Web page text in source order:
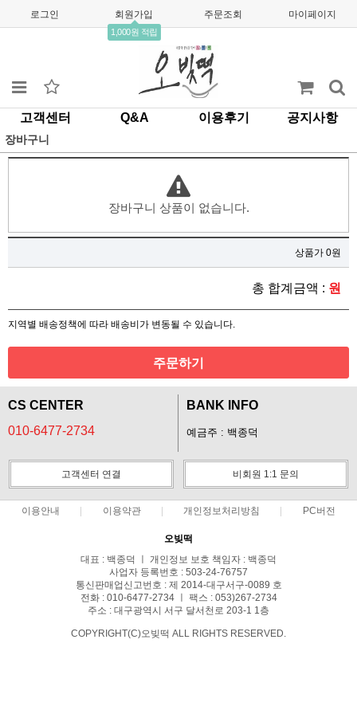
로그인 회원가입
1,000원 적립
주문조회 마이페이지
고객센터 Q&A 이용후기 공지사항
장바구니
장바구니 상품이 없습니다.
상품가 0원
총 합계금액 : 원
지역별 배송정책에 따라 배송비가 변동될 수 있습니다.
주문하기
CS CENTER
010-6477-2734
BANK INFO
예금주 : 백종덕
고객센터 연결 비회원 1:1 문의
이용안내 이용약관 개인정보처리방침 PC버전
오빚떡
대표 : 백종덕 ㅣ 개인정보 보호 책임자 : 백종덕
사업자 등록번호 : 503-24-76757
통신판매업신고번호 : 제 2014-대구서구-0089 호
전화 : 010-6477-2734 ㅣ 팩스 : 053)267-2734
주소 : 대구광역시 서구 달서천로 203-1 1층
COPYRIGHT(C)오빚떡 ALL RIGHTS RESERVED.